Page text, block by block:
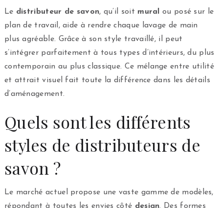
Le distributeur de savon, qu’il soit mural
ou posé sur le
plan de travail, aide à rendre chaque lavage de main
plus agréable. Grâce à son style travaillé, il peut
s’intégrer parfaitement à tous types d’intérieurs, du plus
contemporain au plus classique. Ce mélange entre utilité
et attrait visuel fait toute la différence dans les détails
d’aménagement.
Quels sont les différents
styles de distributeurs de
savon ?
Le marché actuel propose une vaste gamme de modèles,
répondant à toutes les envies côté design. Des formes